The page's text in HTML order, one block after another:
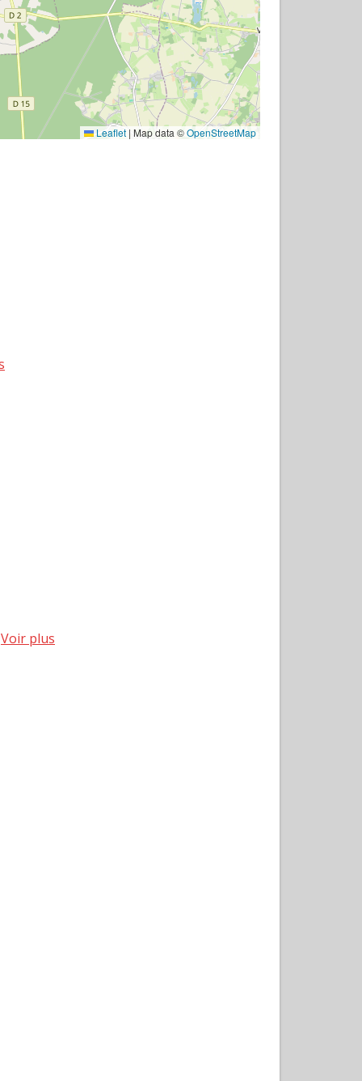
Leaflet | Map data ©OpenStreetMap
Voir plus